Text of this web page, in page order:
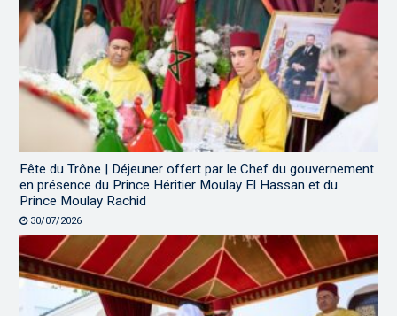
Fête du Trône | Déjeuner offert par le Chef du gouvernement
en présence du Prince Héritier Moulay El Hassan et du
Prince Moulay Rachid
30/07/2026